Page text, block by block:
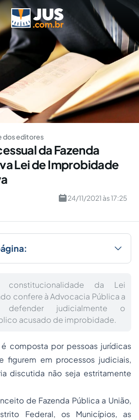
dos editores
da Fazenda
Lei de Improbidade
24/11/2021 às 17:25
da Lei
confere à Advocacia Pública a
judicialmente o
acusado de improbidade.
é composta por pessoas jurídicas
figurem em processos judiciais,
discutida não seja estritamente
de Fazenda Pública a União,
Federal, os Municípios, as